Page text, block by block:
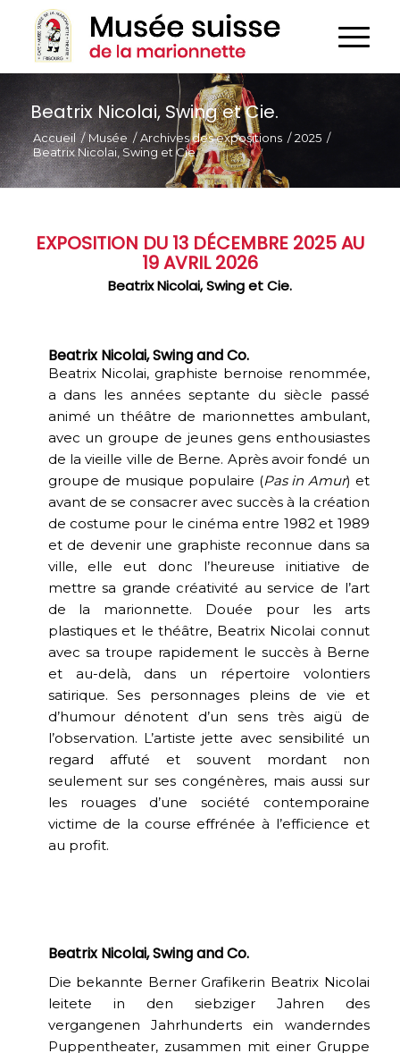
Beatrix Nicolai, Swing et Cie.
Accueil / Musée / Archives des expositions / 2025 /
Beatrix Nicolai, Swing et Cie.
EXPOSITION DU 13 DÉCEMBRE 2025 AU
19 AVRIL 2026
Beatrix Nicolai, Swing et Cie.
Beatrix Nicolai, Swing and Co.
Beatrix Nicolai, graphiste bernoise renommée,
a dans les années septante du siècle passé
animé un théâtre de marionnettes ambulant,
avec un groupe de jeunes gens enthousiastes
de la vieille ville de Berne. Après avoir fondé un
groupe de musique populaire (Pas in Amur) et
avant de se consacrer avec succès à la création
de costume pour le cinéma entre 1982 et 1989
et de devenir une graphiste reconnue dans sa
ville, elle eut donc l’heureuse initiative de
mettre sa grande créativité au service de l’art
de la marionnette. Douée pour les arts
plastiques et le théâtre, Beatrix Nicolai connut
avec sa troupe rapidement le succès à Berne
et au-delà, dans un répertoire volontiers
satirique. Ses personnages pleins de vie et
d’humour dénotent d’un sens très aigü de
l’observation. L’artiste jette avec sensibilité un
regard affuté et souvent mordant non
seulement sur ses congénères, mais aussi sur
les rouages d’une société contemporaine
victime de la course effrénée à l’efficience et
au profit.
Beatrix Nicolai, Swing and Co.
Die bekannte Berner Grafikerin Beatrix Nicolai
leitete in den siebziger Jahren des
vergangenen Jahrhunderts ein wanderndes
Puppentheater, zusammen mit einer Gruppe